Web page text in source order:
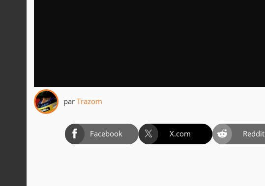
par Trazom
Facebook X.com Reddit